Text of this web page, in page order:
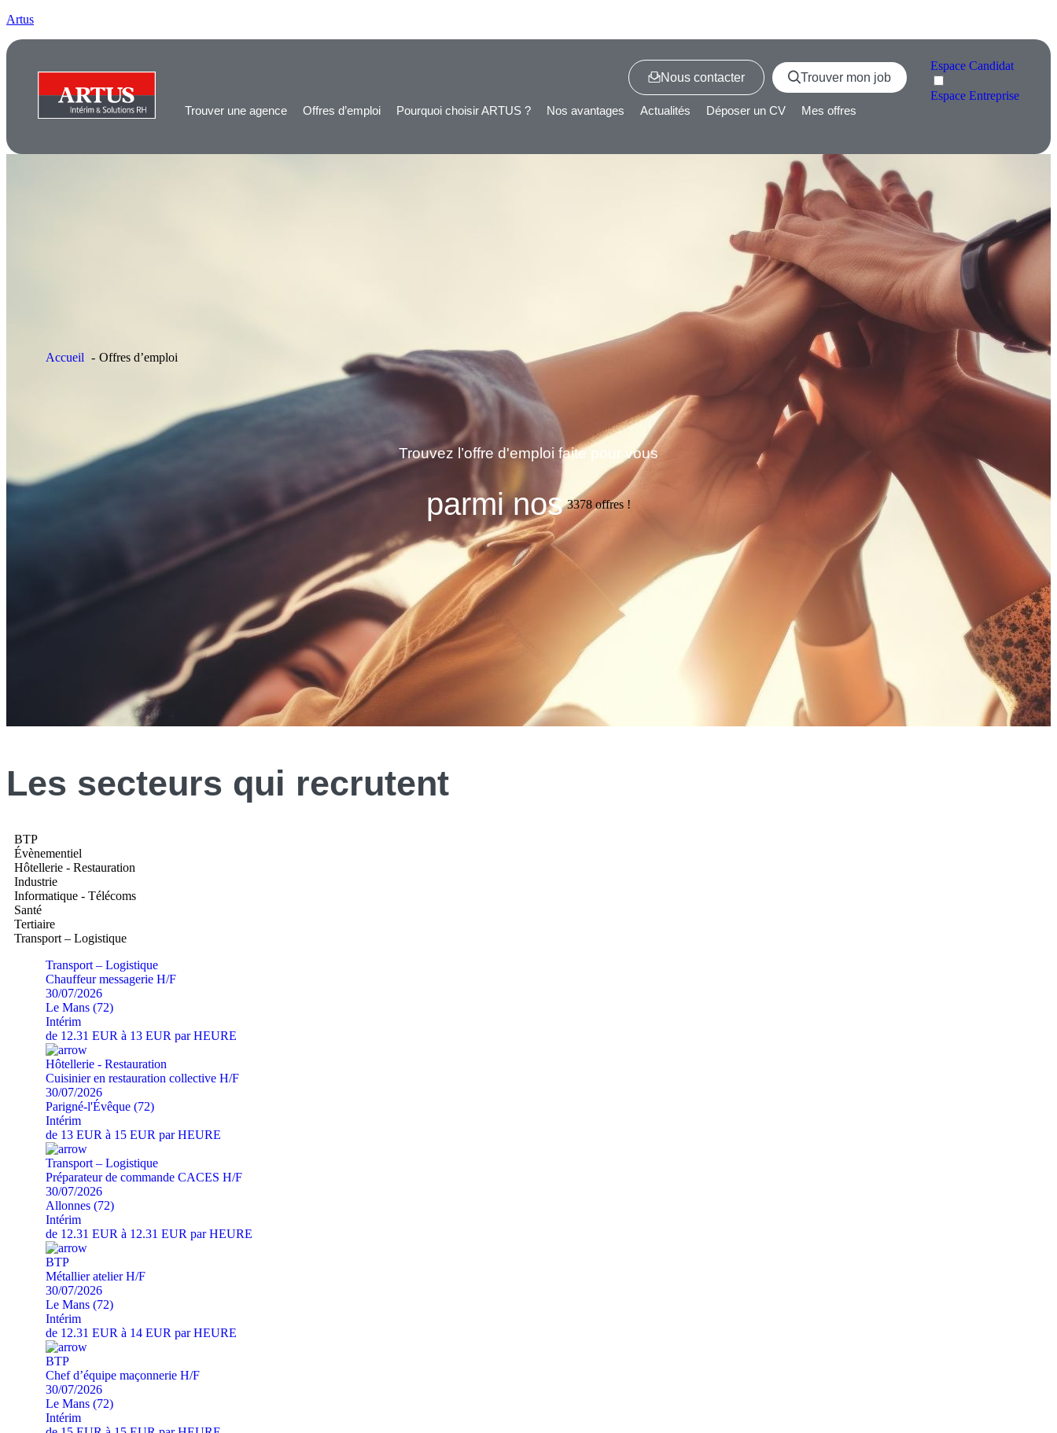
Artus
Nous contacter Trouver mon job
EspaceCandidat
EspaceEntreprise
Trouver une agence
Offres d’emploi Pourquoi choisir ARTUS ? Nos avantages Actualités Déposer un CV Mes offres
Accueil Offres d’emploi
Trouvez l’offre d'emploi faite pour vous
parmi nos 3378 offres !
Les secteurs qui recrutent
BTP
Évènementiel
Hôtellerie - Restauration
Industrie
Informatique - Télécoms
Santé
Tertiaire
Transport – Logistique
Transport – Logistique
Chauffeur messagerie H/F
30/07/2026
Le Mans (72)
Intérim
de 12.31 EUR à 13 EUR par HEURE
Hôtellerie - Restauration
Cuisinier en restauration collective H/F
30/07/2026
Parigné-l'Évêque (72)
Intérim
de 13 EUR à 15 EUR par HEURE
Transport – Logistique
Préparateur de commande CACES H/F
30/07/2026
Allonnes (72)
Intérim
de 12.31 EUR à 12.31 EUR par HEURE
BTP
Métallier atelier H/F
30/07/2026
Le Mans (72)
Intérim
de 12.31 EUR à 14 EUR par HEURE
BTP
Chef d’équipe maçonnerie H/F
30/07/2026
Le Mans (72)
Intérim